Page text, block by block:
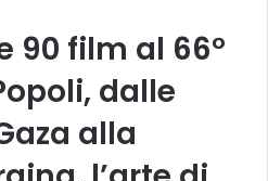
90 film al 66°
dalle
alla